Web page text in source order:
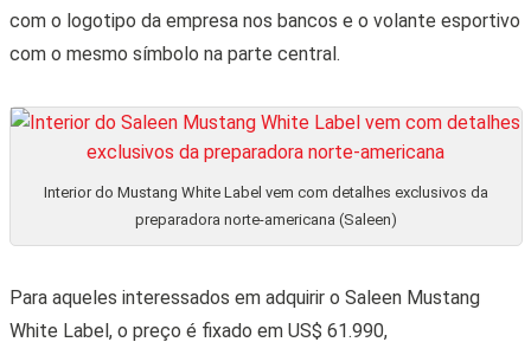
com o logotipo da empresa nos bancos e o volante esportivo
com o mesmo símbolo na parte central.
Interior do Mustang White Label vem com detalhes exclusivos da
preparadora norte-americana (Saleen)
Para aqueles interessados em adquirir o Saleen Mustang
White Label, o preço é fixado em US$ 61.990,